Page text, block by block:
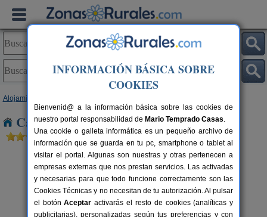
Alojamientos
Casas Rurales cerca de Coria del Río
INFORMACIÓN BÁSICA SOBRE
COOKIES
Bienvenid@ a la información básica sobre las cookies de
nuestro portal responsabilidad de Mario Temprado Casas.
Una cookie o galleta informática es un pequeño archivo de
información que se guarda en tu pc, smartphone o tablet al
visitar el portal. Algunas son nuestras y otras pertenecen a
empresas externas que nos prestan servicios. Las activadas
y necesarias para que todo funcione correctamente son las
Cookies Técnicas y no necesitan de tu autorización. Al pulsar
el botónAceptar activarás el resto de cookies (analíticas y
publicitarias), personalizadas según tus preferencias y con